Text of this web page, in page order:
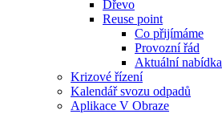
Dřevo
Reuse point
Co přijímáme
Provozní řád
Aktuální nabídka
Krizové řízení
Kalendář svozu odpadů
Aplikace V Obraze